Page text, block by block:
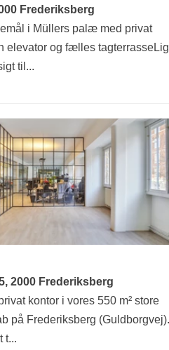
Frederiksberg
i Müllers palæ med privat
elevator og fælles
til...
2000 Frederiksberg
kontor i vores 550 m² store
på Frederiksberg (Guldborgvej).
t...